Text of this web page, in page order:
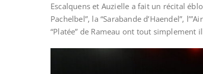
Escalquens et Auzielle a fait un récital
Pachelbel”, la “Sarabande d’Haendel”,
“Platée” de Rameau ont tout